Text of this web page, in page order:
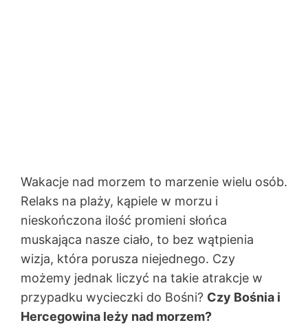
Wakacje nad morzem to marzenie wielu osób.
Relaks na plaży, kąpiele w morzu i
nieskończona ilość promieni słońca
muskająca nasze ciało, to bez wątpienia
wizja, która porusza niejednego. Czy
możemy jednak liczyć na takie atrakcje w
przypadku wycieczki do Bośni? Czy Bośnia i
Hercegowina leży nad morzem?